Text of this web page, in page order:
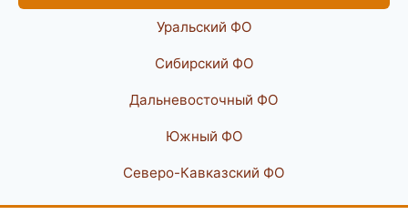
Уральский ФО
Сибирский ФО
Дальневосточный ФО
Южный ФО
Северо-Кавказский ФО